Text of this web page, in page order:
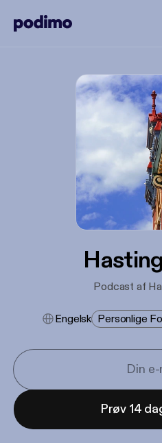
Podcast af
Engelsk Personlige
Prøv 14